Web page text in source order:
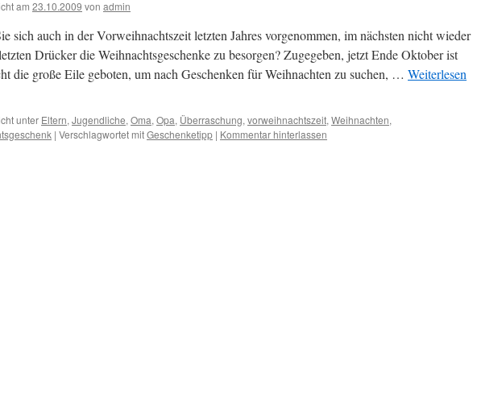
am 23.10.2009 von admin
sich auch in der Vorweihnachtszeit letzten Jahres vorgenommen, im nächsten nicht wieder
Drücker die Weihnachtsgeschenke zu besorgen? Zugegeben, jetzt Ende Oktober ist
die große Eile geboten, um nach Geschenken für Weihnachten zu suchen, … Weiterlesen
unter Eltern, Jugendliche, Oma, Opa, Überraschung, vorweihnachtszeit, Weihnachten,
| Verschlagwortet mitGeschenketipp | Kommentar hinterlassen